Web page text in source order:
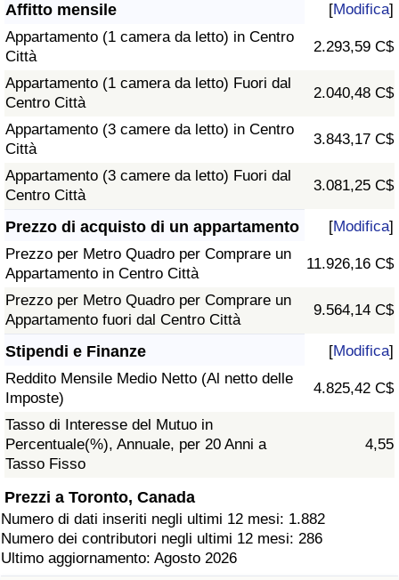
Affitto mensile [Modifica]
Appartamento (1 camera da letto) in Centro
Città
2.293,59 C$
Appartamento (1 camera da letto) Fuori dal
Centro Città
2.040,48 C$
Appartamento (3 camere da letto) in Centro
Città
3.843,17 C$
Appartamento (3 camere da letto) Fuori dal
Centro Città
3.081,25 C$
Prezzo di acquisto di un appartamento [Modifica]
Prezzo per Metro Quadro per Comprare un
Appartamento in Centro Città
11.926,16 C$
Prezzo per Metro Quadro per Comprare un
Appartamento fuori dal Centro Città
9.564,14 C$
Stipendi e Finanze [Modifica]
Reddito Mensile Medio Netto (Al netto delle
Imposte)
4.825,42 C$
Tasso di Interesse del Mutuo in
Percentuale(%), Annuale, per 20 Anni a
Tasso Fisso
4,55
Prezzi a Toronto, Canada
Numero di dati inseriti negli ultimi 12 mesi: 1.882
Numero dei contributori negli ultimi 12 mesi: 286
Ultimo aggiornamento: Agosto 2026